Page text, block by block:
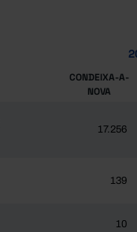
CONDEIXA-A-
NOVA
17.256
139
10